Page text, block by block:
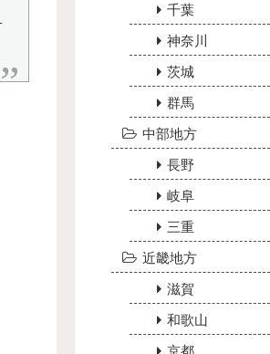
千葉
神奈川
茨城
群馬
中部地方
長野
岐阜
三重
近畿地方
滋賀
和歌山